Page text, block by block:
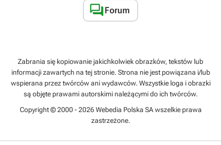
Forum
Zabrania się kopiowanie jakichkolwiek obrazków, tekstów lub
informacji zawartych na tej stronie. Strona nie jest powiązana i/lub
wspierana przez twórców ani wydawców. Wszystkie loga i obrazki
są objęte prawami autorskimi należącymi do ich twórców.
Copyright © 2000 - 2026 Webedia Polska SA wszelkie prawa
zastrzeżone.